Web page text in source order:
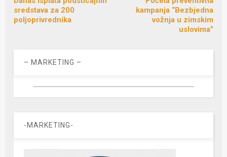
sredstava za 200
poljoprivrednika
kampanja “Bezbjedna
vožnja u zimskim
uslovima”
– MARKETING –
-MARKETING-